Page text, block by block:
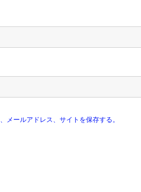
メールアドレス、サイトを保存する。